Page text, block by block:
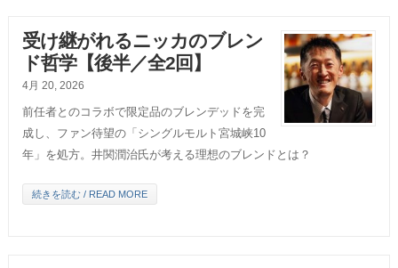
受け継がれるニッカのブレン
ド哲学【後半／全2回】
4月 20, 2026
前任者とのコラボで限定品のブレンデッドを完
成し、ファン待望の「シングルモルト宮城峡10
年」を処方。井関潤治氏が考える理想のブレンドとは？
続きを読む / READ MORE